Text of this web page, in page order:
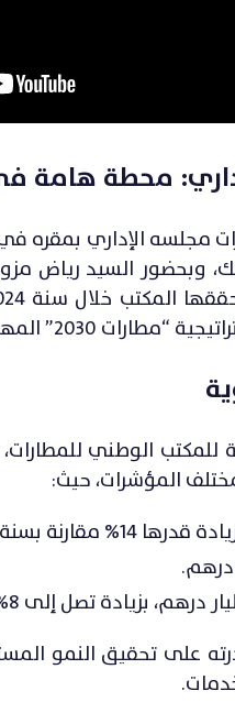
محطة هامة
الوطني للمطارات مجلسه
وبحضور السيد رياض
المالية للمكتب الوطني
المؤشرات، حيث:
على تحقيق النمو